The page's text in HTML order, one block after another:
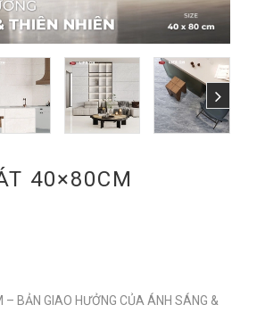
40×80CM
BẢN GIAO HƯỞNG CỦA ÁNH SÁNG &